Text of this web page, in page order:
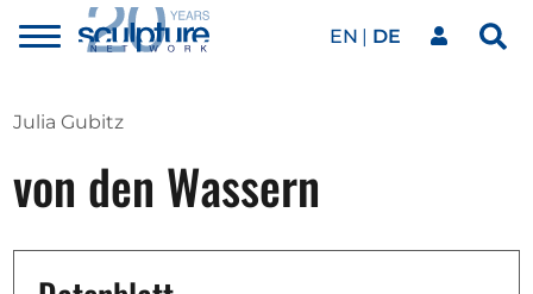
Toggle
EN DE
Kunstwerke
Unsere Events
Julia Gubitz
von den Wassern